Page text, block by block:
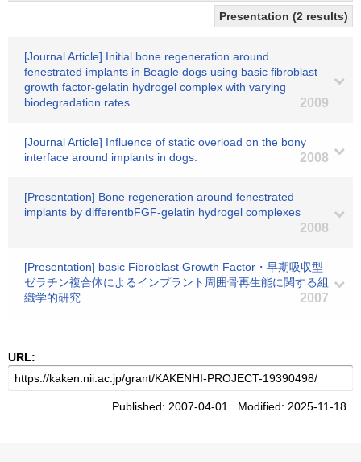
Presentation (2 results)
[Journal Article] Initial bone regeneration around
fenestrated implants in Beagle dogs using basic fibroblast
growth factor-gelatin hydrogel complex with varying
biodegradation rates.
2009
[Journal Article] Influence of static overload on the bony
interface around implants in dogs.
2008
[Presentation] Bone regeneration around fenestrated
implants by differentbFGF-gelatin hydrogel complexes
2008
[Presentation] basic Fibroblast Growth Factor・早期吸収型
ゼラチン複合体によるインプラント周囲骨再生能に関する組
織学的研究
2007
URL:
Published: 2007-04-01 Modified: 2025-11-18